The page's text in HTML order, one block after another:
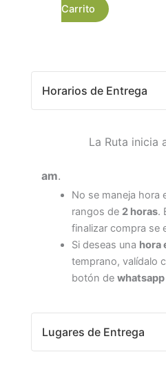
Carrito
Horarios de Entrega
La Ruta inicia
am.
No se maneja hora
rangos de 2 horas.
finalizar compra se
Si deseas una hora
temprano, valídalo
botón de whatsapp
Lugares de Entrega